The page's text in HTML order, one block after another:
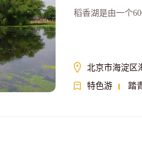
稻香湖是由一个
北京市海淀区
特色游
踏